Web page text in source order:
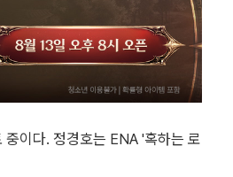
이다. 정경호는 ENA '혹하는 로